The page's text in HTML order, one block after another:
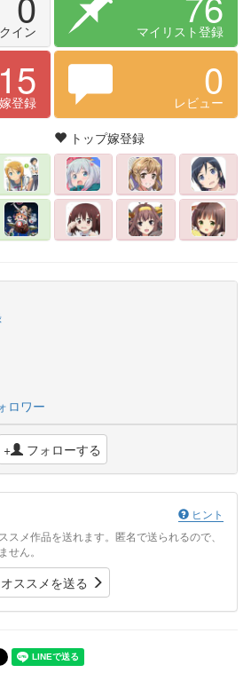
イン マイリスト登録
15
嫁登録 0
レビュー
トップ嫁登録
ロワー
+ フォローする
ヒント
スメ作品を送れます。匿名で送られるので、
ん。
オススメを送る